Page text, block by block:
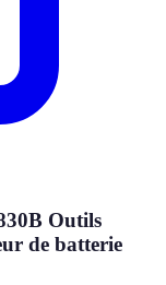
Outils
de batterie